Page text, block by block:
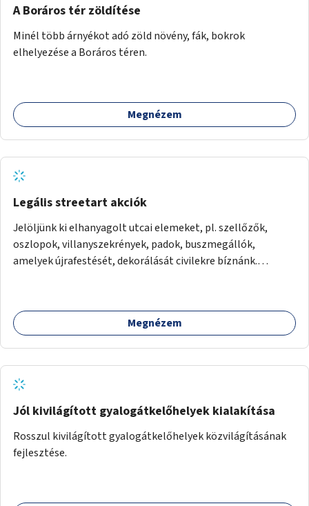
A Boráros tér zöldítése
Minél több árnyékot adó zöld növény, fák, bokrok
elhelyezése a Boráros téren.
Megnézem
Legális streetart akciók
Jelöljünk ki elhanyagolt utcai elemeket, pl. szellőzők,
oszlopok, villanyszekrények, padok, buszmegállók,
amelyek újrafestését, dekorálását civilekre bíznánk.
Megnézem
Jól kivilágított gyalogátkelőhelyek kialakítása
Rosszul kivilágított gyalogátkelőhelyek közvilágításának
fejlesztése.